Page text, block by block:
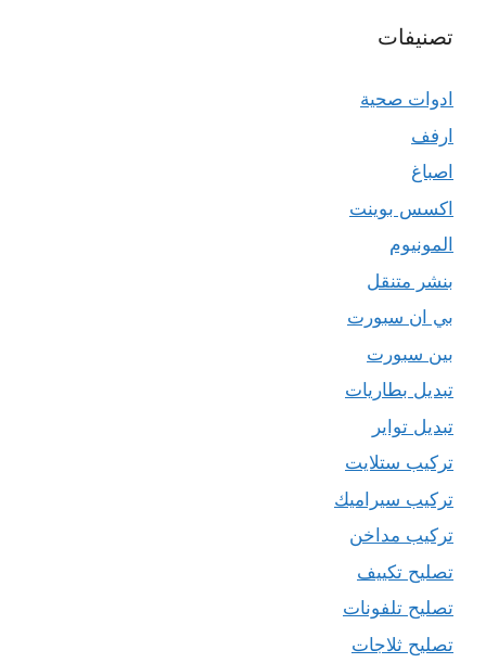
تصنيفات
ادوات صحية
ارفف
اصباغ
اكسس بوينت
المونيوم
بنشر متنقل
بي ان سبورت
بين سبورت
تبديل بطاريات
تبديل تواير
تركيب ستلايت
تركيب سيراميك
تركيب مداخن
تصليح تكييف
تصليح تلفونات
تصليح ثلاجات